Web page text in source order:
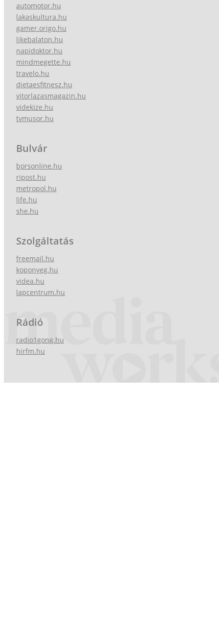
automotor.hu
lakaskultura.hu
gamer.origo.hu
likebalaton.hu
napidoktor.hu
mindmegette.hu
travelo.hu
dietaesfitnesz.hu
vitorlazasmagazin.hu
videkize.hu
tvmusor.hu
Bulvár
borsonline.hu
ripost.hu
metropol.hu
life.hu
she.hu
Szolgáltatás
freemail.hu
koponyeg.hu
videa.hu
lapcentrum.hu
Rádió
radio1gong.hu
hirfm.hu